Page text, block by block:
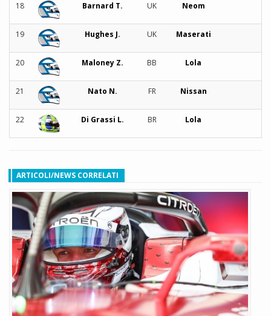
18 Barnard T. UK Neom
19 Hughes J. UK Maserati
20 Maloney Z. BB Lola
21 Nato N. FR Nissan
22 Di Grassi L. BR Lola
ARTICOLI/NEWS CORRELATI